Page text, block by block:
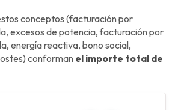
conceptos (facturación por
excesos de potencia, facturación por
energía reactiva, bono social,
conforman el importe total de